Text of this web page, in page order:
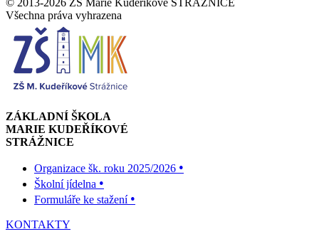
Všechna práva vyhrazena
ZÁKLADNÍ ŠKOLA
MARIE KUDEŘÍKOVÉ
STRÁŽNICE
Organizace šk. roku 2025/2026 •
Školní jídelna •
Formuláře ke stažení •
KONTAKTY